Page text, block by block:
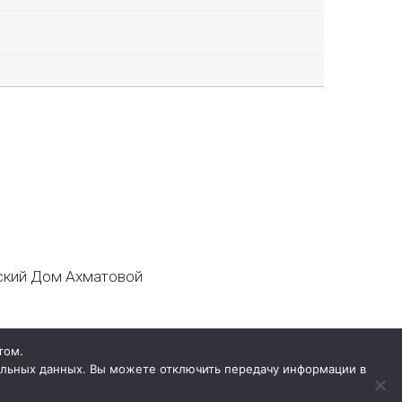
Дом Ахматовой
данных. Вы можете отключить передачу информации в